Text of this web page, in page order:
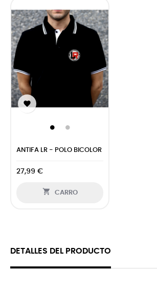

ANTIFA LR - POLO BICOLOR
27,99 €
 CARRO
DETALLES DEL PRODUCTO